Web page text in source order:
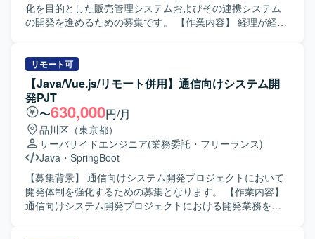
背景を理解したうえで設計・実装・テスト・リリースまで
一貫して対応でき、顧客への価値貢献に強いこだわりを持
メ領域のサービス価値向上に直接貢献できるポジションで
す。 スクラム開発のもと、少人数チームで裁量高く設計か
らリリースまで一貫して携わることができ、アーキテクチ
ャ設計やドメイン理解を深めながらスキルアップが可能で
す。 【開発環境】 JavaおよびSpring Bootを用いたWebサ
ービス開発を中心とした環境となります。 RDBMSや
NoSQLなどのデータベースを活用し、Gitでソースコード管
理を行う開発スタイルです。
化を目的とした販売管理システムおよびその連携システム
の開発を進めるための募集です。 【作業内容】 経理が経
リースまでの一連の開発業務を担当していただきます。ス
クラムチームの開発メンバーとしてスプリントバックログ
に積まれたPBIを着実に推進し、フロントエンド・バックエ
ンドを問わず開発作業を行っていただきます。また、チー
ムメンバーやステークホルダーと連携しながら課題の整理
や解決に取り組んでいただきます。 【求める人物像】 積極
的にキャッチアップし自走できる方、課題に真摯に向き合
いアウトプットを通じて他メンバーと知見共有ができる方
を求めています。アーキテクチャやドメインを理解したう
えで設計から開発までを独力で遂行でき、顧客への価値貢
献に強い関心を持って取り組める方を歓迎いたします。開
リモート可
【Java/Vue.js/リモート併用】通信向けシステム開
発PJT
〜630,000円/月
品川区（東京都）
サーバサイドエンジニア(業務委託・フリーランス)
Java ・ SpringBoot
【募集背景】 通信向けシステム開発プロジェクトにおいて
開発体制を強化するための募集となります。 【作業内容】
通信向けシステム開発プロジェクトにおける開発業務をご